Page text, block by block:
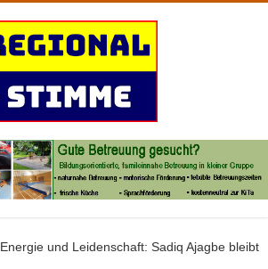
Energie und Leidenschaft: Sadiq Ajagbe bleibt